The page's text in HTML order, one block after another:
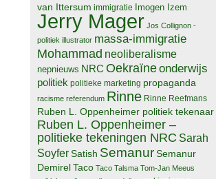
van Ittersum immigratie Imogen Izem
Jerry Mager Jos Collignon -
politiek illustrator massa-immigratie
Mohammad neoliberalisme
nepnieuws NRC Oekraïneonderwijs
politiek politieke marketing propaganda
racisme referendum Rinne Rinne Reefmans
Ruben L. Oppenheimer politiek tekenaar
Ruben L. Oppenheimer –
politieke tekeningen NRC Sarah
Soyfer Satish SemanurSemanur
DemirelTaco Taco Talsma Tom-Jan Meeus